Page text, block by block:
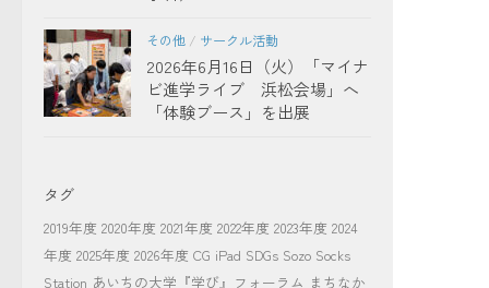
その他 / サークル活動
2026年6月16日（火）「マイナ
ビ進学ライブ 浜松会場」へ
「体験ブース」を出展
タグ
2019年度 2020年度 2021年度 2022年度 2023年度 2024
年度 2025年度 2026年度 CG iPad SDGs Sozo Socks
Station あいちの大学『学び』フォーラム まちなか